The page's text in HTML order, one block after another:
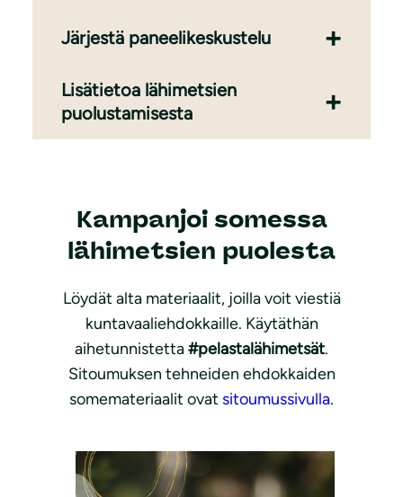
Järjestä paneelikeskustelu
Lisätietoa lähimetsien
puolustamisesta
Kampanjoi somessa
lähimetsien puolesta
Löydät alta materiaalit, joilla voit viestiä
kuntavaaliehdokkaille. Käytäthän
aihetunnistetta#pelastalähimetsät.
Sitoumuksen tehneiden ehdokkaiden
somemateriaalit ovat sitoumussivulla.